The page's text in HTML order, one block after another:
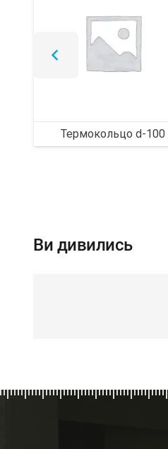
Термокольцо d-100
Ви дивились